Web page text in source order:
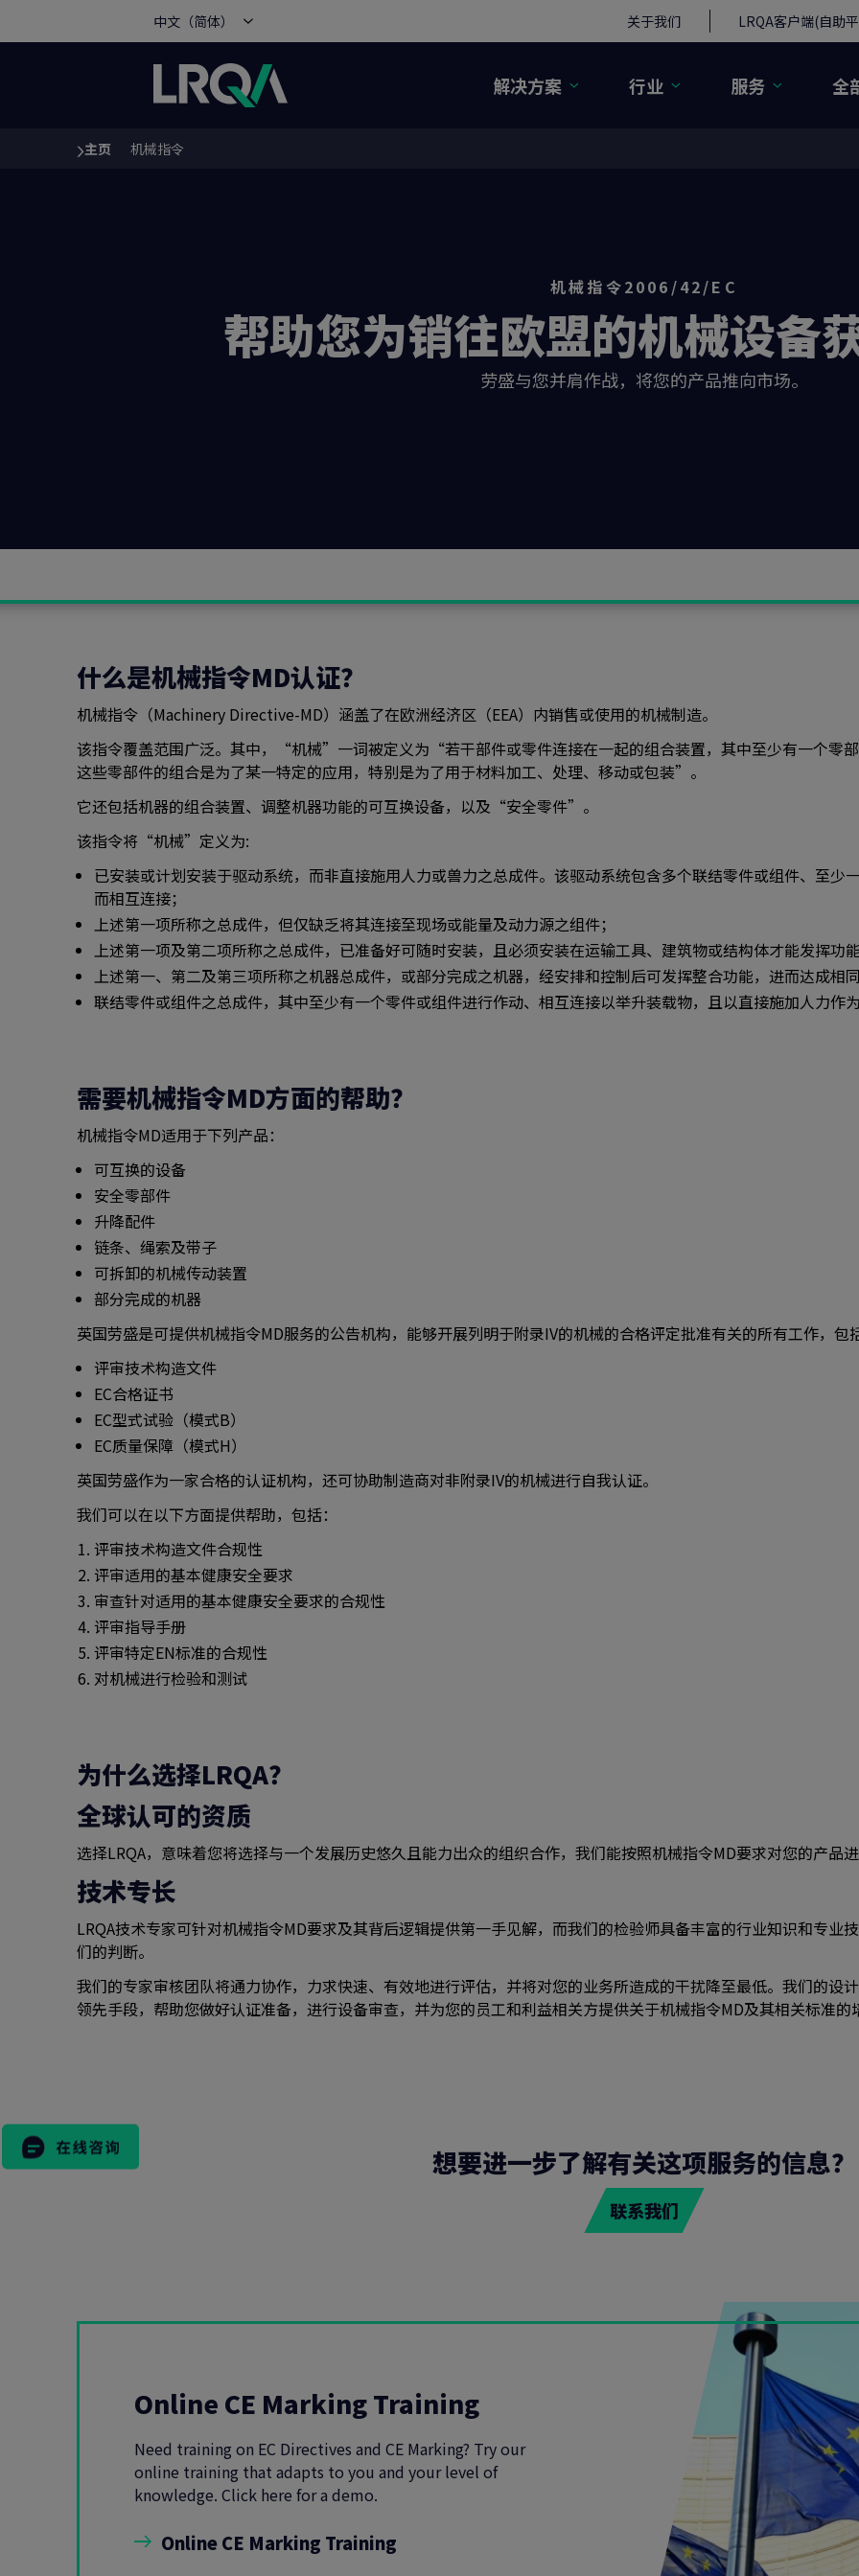
中文（简体） 关于我们 LRQA客户端(自助
解决方案 行业 服务 全
格
搜索
You are here:主页 机械指令
帮助您为销往欧盟的机械设备
劳盛与您并肩作战，将您的产品推向市场。
机械指令2006/42/EC
什么是机械指令MD认证？
机械指令（Machinery Directive-MD）涵盖了在欧洲经济区（EEA）内销售或使用的机械制造。
该指令覆盖范围广泛。其中，“机械”一词被定义为“若干部件或零件连接在一起的组合装置，其中至少有一个零
这些零部件的组合是为了某一特定的应用，特别是为了用于材料加工、处理、移动或包装”。
它还包括机器的组合装置、调整机器功能的可互换设备，以及“安全零件”。
该指令将“机械”定义为:
已安装或计划安装于驱动系统，而非直接施用人力或兽力之总成件。该驱动系统包含多个联结零件或组件、至少
而相互连接；
上述第一项所称之总成件，但仅缺乏将其连接至现场或能量及动力源之组件；
上述第一项及第二项所称之总成件，已准备好可随时安装，且必须安装在运输工具、建筑物或结构体才能发挥功
上述第一、第二及第三项所称之机器总成件，或部分完成之机器，经安排和控制后可发挥整合功能，进而达成相
联结零件或组件之总成件，其中至少有一个零件或组件进行作动、相互连接以举升装载物，且以直接施加人力作
需要机械指令MD方面的帮助？
机械指令MD适用于下列产品：
可互换的设备
安全零部件
升降配件
链条、绳索及带子
可拆卸的机械传动装置
部分完成的机器
英国劳盛是可提供机械指令MD服务的公告机构，能够开展列明于附录IV的机械的合格评定批准有关的所有工作，包
评审技术构造文件
EC合格证书
EC型式试验（模式B）
EC质量保障（模式H）
英国劳盛作为一家合格的认证机构，还可协助制造商对非附录IV的机械进行自我认证。
我们可以在以下方面提供帮助，包括：
评审技术构造文件合规性
评审适用的基本健康安全要求
审查针对适用的基本健康安全要求的合规性
评审指导手册
评审特定EN标准的合规性
对机械进行检验和测试
为什么选择LRQA？
全球认可的资质
选择LRQA，意味着您将选择与一个发展历史悠久且能力出众的组织合作，我们能按照机械指令MD要求对您的产品
技术专长
LRQA技术专家可针对机械指令MD要求及其背后逻辑提供第一手见解，而我们的检验师具备丰富的行业知识和专业
们的判断。
我们的专家审核团队将通力协作，力求快速、有效地进行评估，并将对您的业务所造成的干扰降至最低。我们的设
领先手段，帮助您做好认证准备，进行设备审查，并为您的员工和利益相关方提供关于机械指令MD及其相关标准的
想要进一步了解有关这项服务的信息？
联系我们
Online CE Marking Training
Need training on EC Directives and CE Marking? Try our
online training that adapts to you and your level of
knowledge. Click here for a demo.
Online CE Marking Training